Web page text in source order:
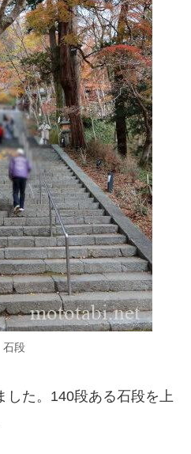
石段
した。140段ある石段を上